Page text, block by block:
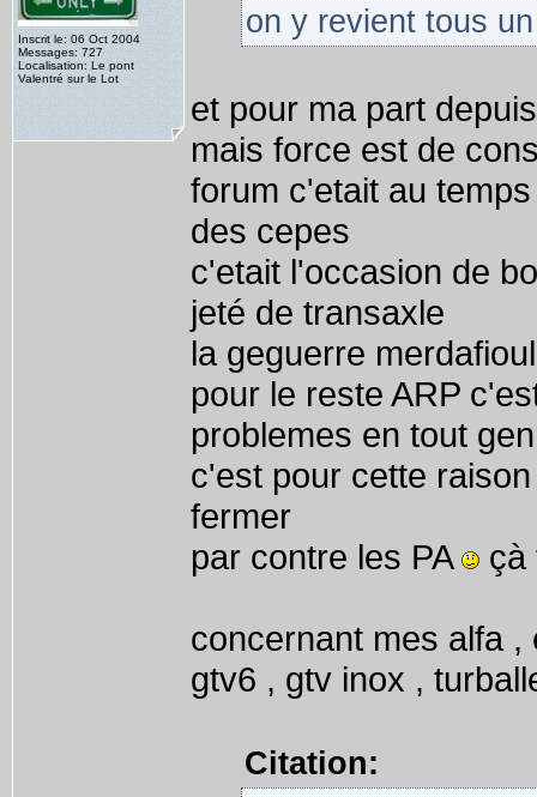
Inscrit le: 06 Oct 2004
Messages: 727
Localisation: Le pont
Valentré sur le Lot
on y revient tous
et pour ma part
mais force est de
forum c'etait au
des cepes
c'etait l'occasion de
jeté de transaxle
la geguerre
pour le reste ARP
problemes en tout
c'est pour cette
fermer
par contre les PA
çà
concernant mes alfa
gtv6 , gtv inox ,
Citation: